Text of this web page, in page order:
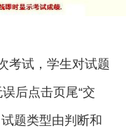
考试，学生对试题
后点击页尾“交
题类型由判断和